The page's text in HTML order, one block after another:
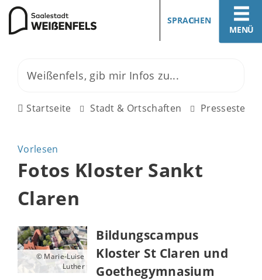
MENÜ
SPRACHEN
Startseite Stadt & Ortschaften Pressestelle
Vorlesen
Fotos Kloster Sankt
Claren
© Marie-Luise
Luther
Bildungscampus
Kloster St Claren und
Goethegymnasium